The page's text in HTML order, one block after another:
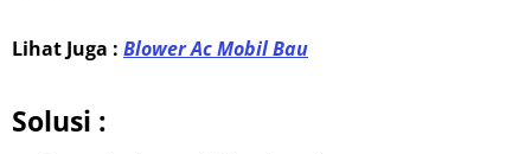
Lihat Juga : Blower Ac Mobil Bau
Solusi :